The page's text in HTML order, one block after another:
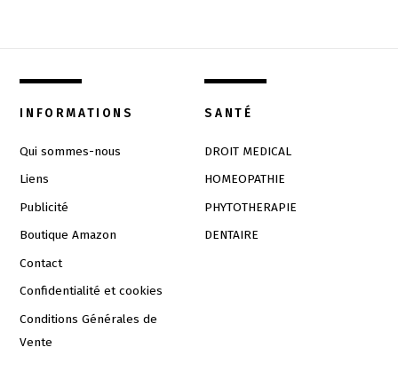
INFORMATIONS
Qui sommes-nous
Liens
Publicité
Boutique Amazon
Contact
Confidentialité et cookies
Conditions Générales de
Vente
SANTÉ
DROIT MEDICAL
HOMEOPATHIE
PHYTOTHERAPIE
DENTAIRE